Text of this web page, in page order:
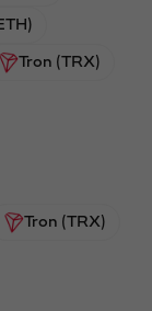
Tron (TRX)
Tron (TRX)